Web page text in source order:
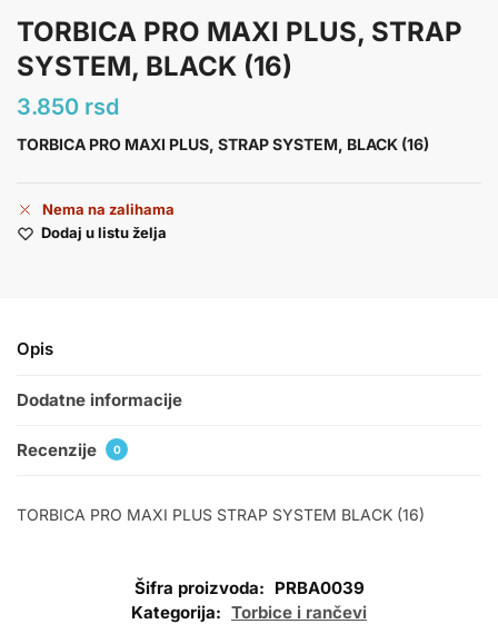
TORBICA PRO MAXI PLUS, STRAP
SYSTEM, BLACK (16)
3.850 rsd
TORBICA PRO MAXI PLUS, STRAP SYSTEM, BLACK (16)
Nema na zalihama
Dodaj u listu želja
Opis
Dodatne informacije
Recenzije 0
TORBICA PRO MAXI PLUS STRAP SYSTEM BLACK (16)
Šifra proizvoda: PRBA0039
Kategorija: Torbice i rančevi